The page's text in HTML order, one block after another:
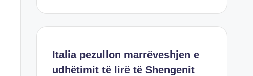
Italia pezullon marrëveshjen e
udhëtimit të lirë të Shengenit